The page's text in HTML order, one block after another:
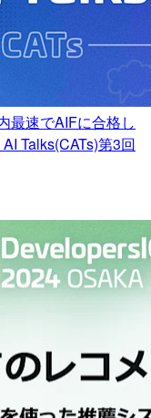
最速でAIFに合格し
Talks(CATs)第3回